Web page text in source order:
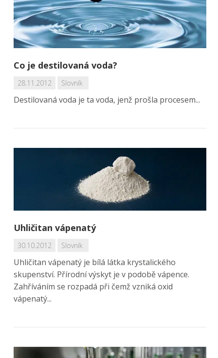
Co je destilovaná voda?
28.11.2012 Slovník
Destilovaná voda je ta voda, jenž prošla procesem...
Uhličitan vápenatý
30.10.2012 Slovník
Uhličitan vápenatý je bílá látka krystalického
skupenství. Přírodní výskyt je v podobě vápence.
Zahříváním se rozpadá při čemž vzniká oxid
vápenatý...